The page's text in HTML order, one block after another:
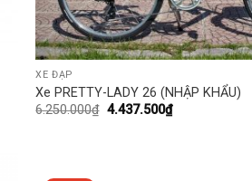
XE ĐẠP
Xe PRETTY-LADY 26 (NHẬP KHẨU)
6.250.000₫ 4.437.500₫